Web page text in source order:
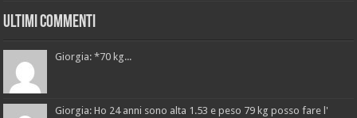
Ultimi Commenti
Giorgia: *70 kg...
Giorgia: Ho 24 anni sono alta 1.53 e peso 79 kg posso fare l'